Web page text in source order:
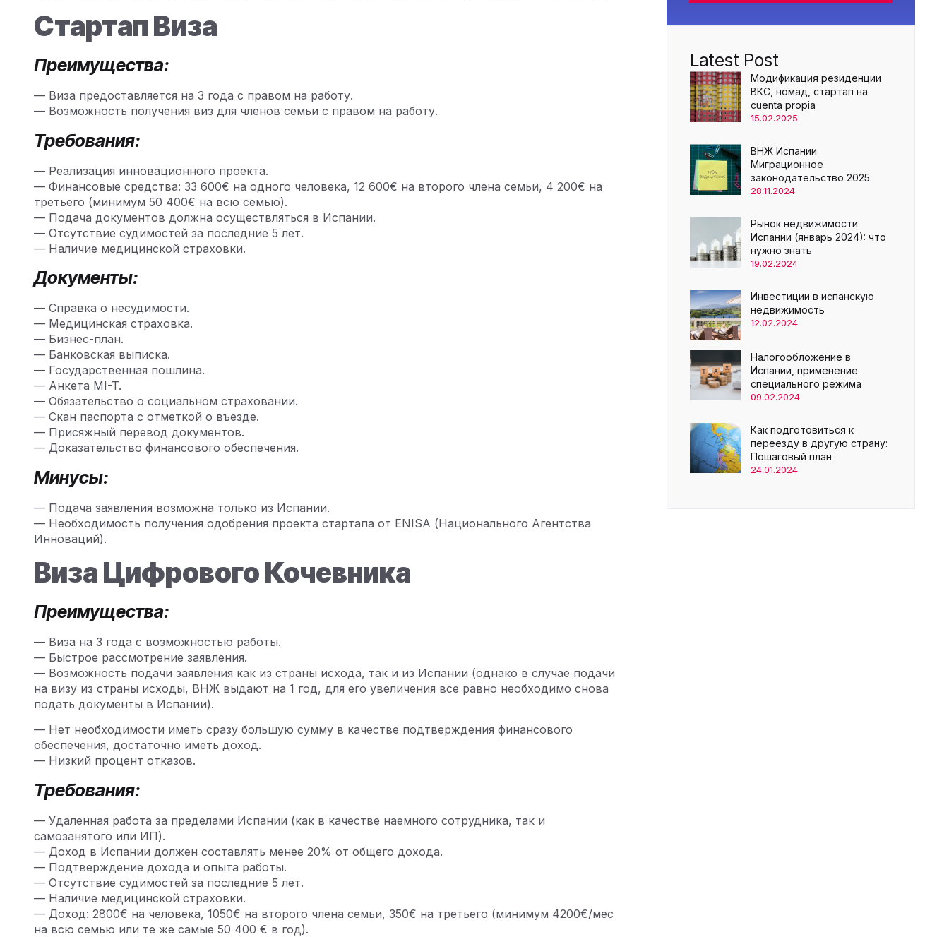
Стартап Виза
Преимущества:
— Виза предоставляется на 3 года с правом на работу.
— Возможность получения виз для членов семьи с правом на работу.
Требования:
— Реализация инновационного проекта.
— Финансовые средства: 33 600€ на одного человека, 12 600€ на второго члена семьи, 4 200€ на
третьего (минимум 50 400€ на всю семью).
— Подача документов должна осуществляться в Испании.
— Отсутствие судимостей за последние 5 лет.
— Наличие медицинской страховки.
Документы:
— Справка о несудимости.
— Медицинская страховка.
— Бизнес-план.
— Банковская выписка.
— Государственная пошлина.
— Анкета MI-T.
— Обязательство о социальном страховании.
— Скан паспорта с отметкой о въезде.
— Присяжный перевод документов.
— Доказательство финансового обеспечения.
Минусы:
— Подача заявления возможна только из Испании.
— Необходимость получения одобрения проекта стартапа от ENISA (Национального Агентства
Инноваций).
Виза Цифрового Кочевника
Преимущества:
— Виза на 3 года с возможностью работы.
— Быстрое рассмотрение заявления.
— Возможность подачи заявления как из страны исхода, так и из Испании (однако в случае подачи
на визу из страны исходы, ВНЖ выдают на 1 год, для его увеличения все равно необходимо снова
подать документы в Испании).
— Нет необходимости иметь сразу большую сумму в качестве подтверждения финансового
обеспечения, достаточно иметь доход.
— Низкий процент отказов.
Требования:
— Удаленная работа за пределами Испании (как в качестве наемного сотрудника, так и
самозанятого или ИП).
— Доход в Испании должен составлять менее 20% от общего дохода.
— Подтверждение дохода и опыта работы.
— Отсутствие судимостей за последние 5 лет.
— Наличие медицинской страховки.
— Доход: 2800€ на человека, 1050€ на второго члена семьи, 350€ на третьего (минимум 4200€/мес
на всю семью или те же самые 50 400 € в год).
Latest Post
Модификация резиденции
ВКС, номад, стартап на
cuenta propia
15.02.2025
ВНЖ Испании.
Миграционное
законодательство 2025.
28.11.2024
Рынок недвижимости
Испании (январь 2024): что
нужно знать
19.02.2024
Инвестиции в испанскую
недвижимость
12.02.2024
Налогообложение в
Испании, применение
специального режима
09.02.2024
Как подготовиться к
переезду в другую страну:
Пошаговый план
24.01.2024